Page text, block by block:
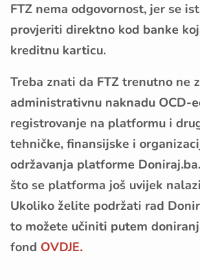
FTZ nema odgovornost, jer se
provjeriti direktno kod banke
kreditnu karticu.
Treba znati da FTZ trenutno ne
administrativnu naknadu OCD-
registrovanje na platformu i
tehničke, finansijske i
održavanja platforme
što se platforma još uvijek
Ukoliko želite podržati rad
to možete učiniti putem
fond OVDJE.